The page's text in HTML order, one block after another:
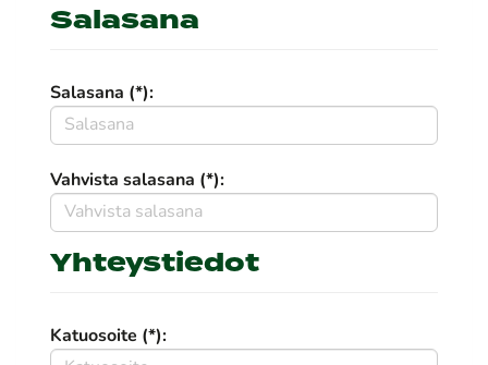
Salasana
Salasana (*):
Vahvista salasana (*):
Yhteystiedot
Katuosoite (*):